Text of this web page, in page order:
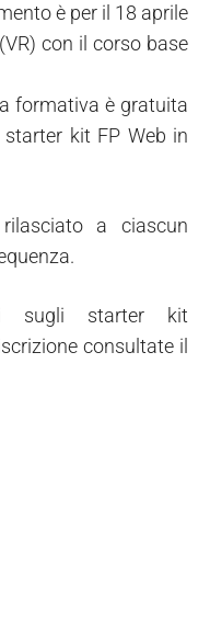
è per il 18 aprile
con il corso base
formativa è gratuita
kit FP Web in
a ciascun
sugli starter kit
consultate il